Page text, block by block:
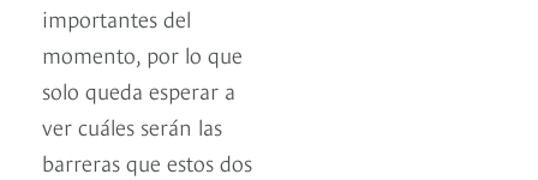
importantes del
momento, por lo que
solo queda esperar a
ver cuáles serán las
barreras que estos dos